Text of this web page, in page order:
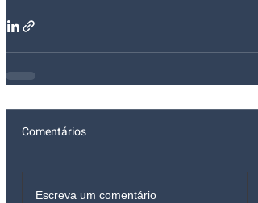
Comentários
Escreva um comentário